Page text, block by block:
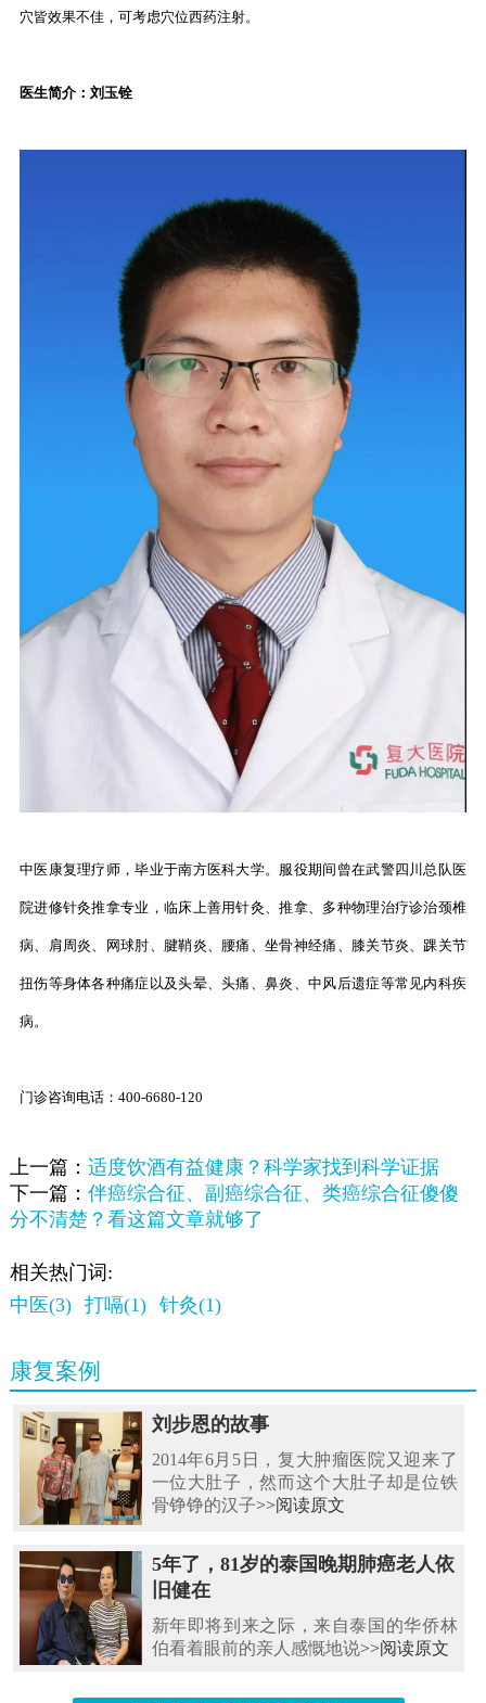
穴皆效果不佳，可考虑穴位西药注射。
医生简介：刘玉铨
中医康复理疗师，毕业于南方医科大学。服役期间曾在武警四川总队医
院进修针灸推拿专业，临床上善用针灸、推拿、多种物理治疗诊治颈椎
病、肩周炎、网球肘、腱鞘炎、腰痛、坐骨神经痛、膝关节炎、踝关节
扭伤等身体各种痛症以及头晕、头痛、鼻炎、中风后遗症等常见内科疾
病。
门诊咨询电话：400-6680-120
上一篇： 适度饮酒有益健康？科学家找到科学证据
下一篇： 伴癌综合征、副癌综合征、类癌综合征傻傻
分不清楚？看这篇文章就够了
相关热门词:
中医(3)
打嗝(1) 针灸(1)
康复案例
刘步恩的故事
2014年6月5日，复大肿瘤医院又迎来了
一位大肚子，然而这个大肚子却是位铁
骨铮铮的汉子>>阅读原文
5年了，81岁的泰国晚期肺癌老人依
旧健在
新年即将到来之际，来自泰国的华侨林
伯看着眼前的亲人感慨地说>>阅读原文